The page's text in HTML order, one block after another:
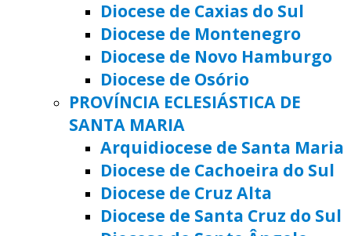
Diocese de Caxias do Sul
Diocese de Montenegro
Diocese de Novo Hamburgo
Diocese de Osório
PROVÍNCIA ECLESIÁSTICA DE
SANTA MARIA
Arquidiocese de Santa Maria
Diocese de Cachoeira do Sul
Diocese de Cruz Alta
Diocese de Santa Cruz do Sul